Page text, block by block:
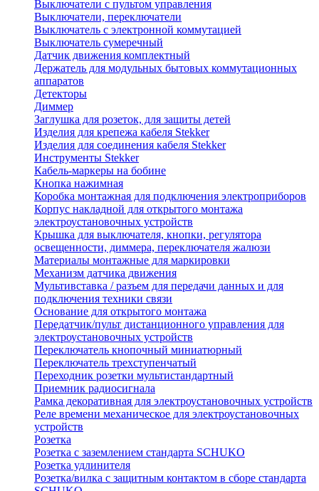
Выключатели с пультом управления
Выключатели, переключатели
Выключатель с электронной коммутацией
Выключатель сумеречный
Датчик движения комплектный
Держатель для модульных бытовых коммутационных
аппаратов
Детекторы
Диммер
Заглушка для розеток, для защиты детей
Изделия для крепежа кабеля Stekker
Изделия для соединения кабеля Stekker
Инструменты Stekker
Кабель-маркеры на бобине
Кнопка нажимная
Коробка монтажная для подключения электроприборов
Корпус накладной для открытого монтажа
электроустановочных устройств
Крышка для выключателя, кнопки, регулятора
освещенности, диммера, переключателя жалюзи
Материалы монтажные для маркировки
Механизм датчика движения
Мультивставка / разъем для передачи данных и для
подключения техники связи
Основание для открытого монтажа
Передатчик/пульт дистанционного управления для
электроустановочных устройств
Переключатель кнопочный миниатюрный
Переключатель трехступенчатый
Переходник розетки мультистандартный
Приемник радиосигнала
Рамка декоративная для электроустановочных устройств
Реле времени механическое для электроустановочных
устройств
Розетка
Розетка с заземлением стандарта SCHUKO
Розетка удлинителя
Розетка/вилка с защитным контактом в сборе стандарта